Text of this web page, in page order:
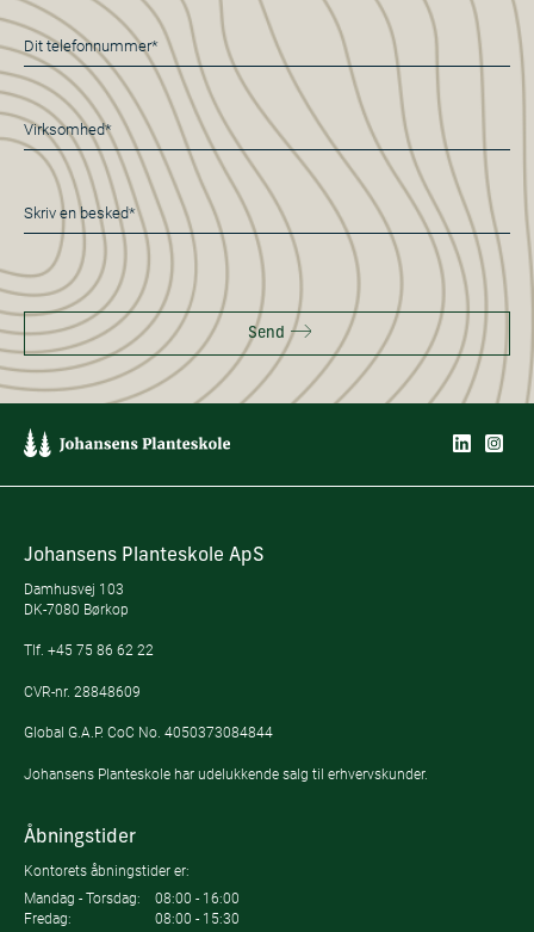
*
Telefon
*
Virksomhed*
*
Besked
*
Send
Johansens Planteskole ApS
Damhusvej 103
DK-7080 Børkop
Tlf. +45 75 86 62 22
CVR-nr. 28848609
Global G.A.P. CoC No. 4050373084844
Johansens Planteskole har udelukkende salg til erhvervskunder.
Åbningstider
Kontorets åbningstider er:
Mandag - Torsdag:
08:00 - 16:00
Fredag:
08:00 - 15:30